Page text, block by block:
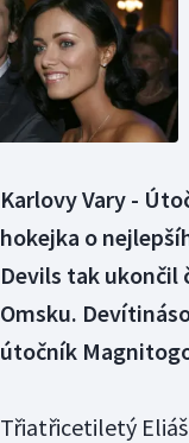
Karlovy Vary -
hokejka o
Devils tak ukončil
Omsku.
útočník
Třiatřicetiletý